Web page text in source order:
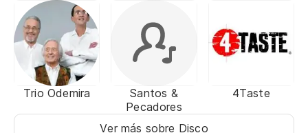
Trio Odemira
Santos &
Pecadores
4Taste
Ver más sobre Disco